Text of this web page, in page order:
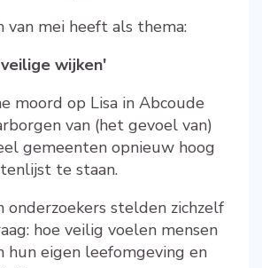
van mei heeft als thema:
wijken'
moord op Lisa in Abcoude
van (het gevoel van)
gemeenten opnieuw hoog
te staan.
onderzoekers stelden zichzelf
hoe veilig voelen mensen
hun eigen leefomgeving en